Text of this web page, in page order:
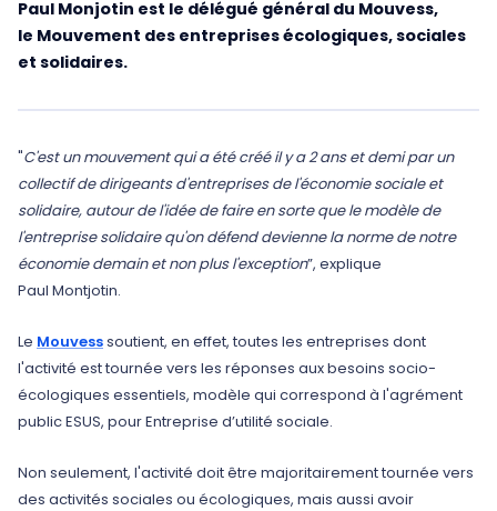
Paul Monjotin est le délégué général du Mouvess,
le Mouvement des entreprises écologiques, sociales
et solidaires.
"C'est un mouvement qui a été créé il y a 2 ans et demi par un
collectif de dirigeants d'entreprises de l'économie sociale et
solidaire, autour de l'idée de faire en sorte que le modèle de
l'entreprise solidaire qu'on défend devienne la norme de notre
économie demain et non plus l'exception”, explique
Paul Montjotin.
Le Mouvesssoutient, en effet, toutes les entreprises dont
l'activité est tournée vers les réponses aux besoins socio-
écologiques essentiels, modèle qui correspond à l'agrément
public ESUS, pour Entreprise d’utilité sociale.
Non seulement, l'activité doit être majoritairement tournée vers
des activités sociales ou écologiques, mais aussi avoir